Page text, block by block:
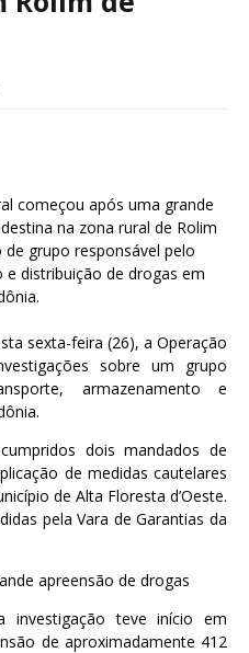
começou após uma grande
na zona rural de Rolim
grupo responsável pelo
distribuição de drogas em
sexta-feira (26), a Operação
sobre um grupo
armazenamento e
dois mandados de
de medidas cautelares
de Alta Floresta d’Oeste.
pela Vara de Garantias da
apreensão de drogas
investigação teve início em
de aproximadamente 412